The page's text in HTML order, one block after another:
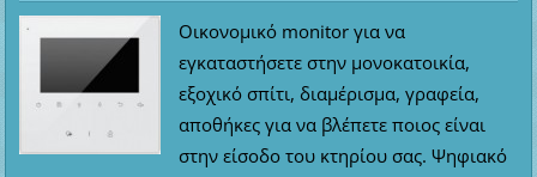
Οικονομικό monitor για να
εγκαταστήσετε στην μονοκατοικία,
εξοχικό σπίτι, διαμέρισμα, γραφεία,
αποθήκες για να βλέπετε ποιος είναι
στην είσοδο του κτηρίου σας. Ψηφιακό